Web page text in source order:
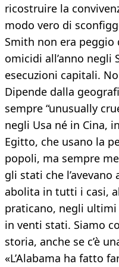
ricostruire la
modo vero di
Smith non era
omicidi all’anno negli
esecuzioni capitali.
Dipende dalla
sempre “unusually
negli Usa né in Cina,
Egitto, che usano la
popoli, ma sempre
gli stati che l’avevano
abolita in tutti i casi,
praticano, negli ultimi
in venti stati. Siamo
storia, anche se c’è
«L’Alabama ha fatto